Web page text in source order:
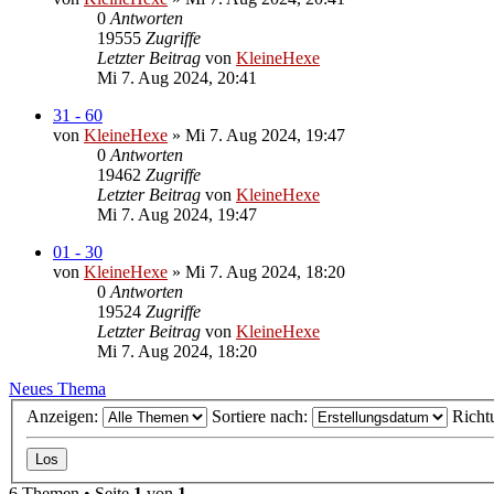
0 Antworten
19555 Zugriffe
Letzter Beitrag von KleineHexe
Mi 7. Aug 2024, 20:41
31 - 60
von KleineHexe » Mi 7. Aug 2024, 19:47
0 Antworten
19462 Zugriffe
Letzter Beitrag von KleineHexe
Mi 7. Aug 2024, 19:47
01 - 30
von KleineHexe » Mi 7. Aug 2024, 18:20
0 Antworten
19524 Zugriffe
Letzter Beitrag von KleineHexe
Mi 7. Aug 2024, 18:20
Neues Thema
Anzeigen:
Sortiere nach: